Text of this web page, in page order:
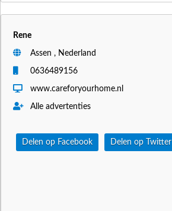
Rene
Assen , Nederland
0636489156
www.careforyourhome.nl
Alle advertenties
Delen op Facebook Delen op Twitter